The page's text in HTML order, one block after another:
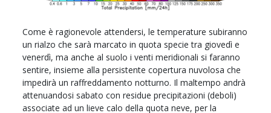
Come è ragionevole attendersi, le temperature subiranno
un rialzo che sarà marcato in quota specie tra giovedì e
venerdì, ma anche al suolo i venti meridionali si faranno
sentire, insieme alla persistente copertura nuvolosa che
impedirà un raffreddamento notturno. Il maltempo andrà
attenuandosi sabato con residue precipitazioni (deboli)
associate ad un lieve calo della quota neve, per la